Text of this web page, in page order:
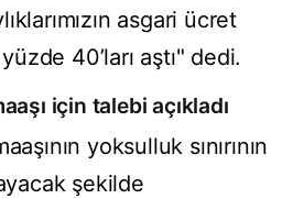
asgari ücret
40’ları aştı" dedi.
için talebi açıkladı
yoksulluk sınırının
şekilde